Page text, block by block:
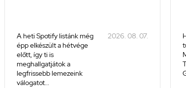
A heti Spotify listánk még
épp elkészült a hétvége
előtt, így ti is
meghallgatjátok a
legfrissebb lemezeink
válogatot...
2026. 08. 07.